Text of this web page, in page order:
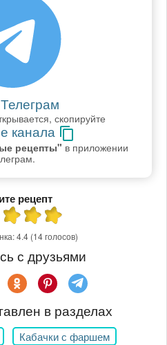
скопируйте
канала
рецепты" в приложении
рецепт
4.4 (14 голосов)
с друзьями
в разделах
Кабачки с фаршем